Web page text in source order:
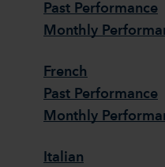
Past Performance
Monthly
French
Past Performance
Monthly
Italian